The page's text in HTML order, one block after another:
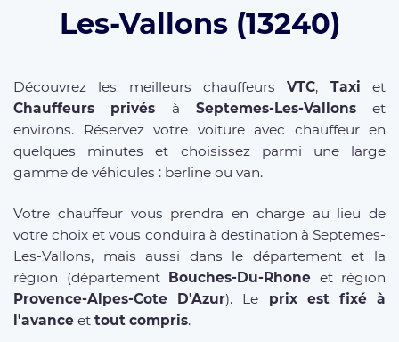
Les-Vallons (13240)
Découvrez les meilleurs chauffeursVTC, Taxi et
Chauffeurs privés à Septemes-Les-Vallonset
environs. Réservez votre voiture avec chauffeur en
quelques minutes et choisissez parmi une large
gamme de véhicules : berline ou van.
Votre chauffeur vous prendra en charge au lieu de
votre choix et vous conduira à destination à Septemes-
Les-Vallons, mais aussi dans le département et la
région (département Bouches-Du-Rhone et région
Provence-Alpes-Cote D'Azur). Le prix est fixé à
l'avance et tout compris.